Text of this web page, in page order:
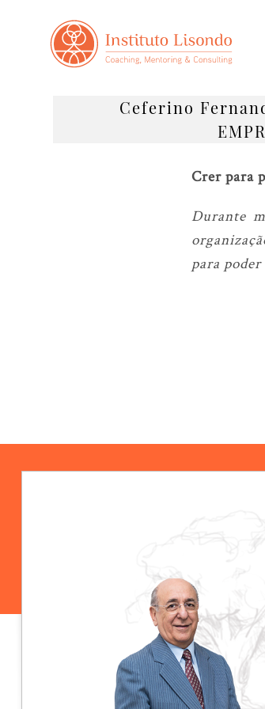
Ceferino
Crer para
Durante
para